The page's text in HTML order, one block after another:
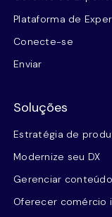
Plataforma de
Conecte-se
Enviar
Soluções
Estratégia de
Modernize seu DX
Gerenciar
Oferecer comércio